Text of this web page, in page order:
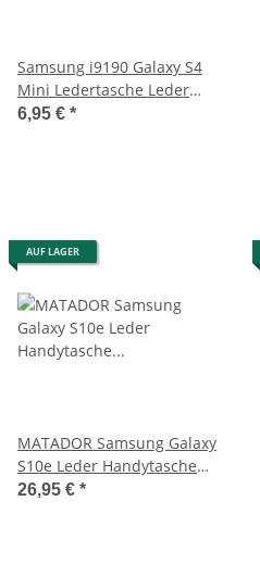
Samsung i9190 Galaxy S4
Mini Ledertasche Leder
Handytasche Case Rot
6,95 € *
AUF LAGER
MATADOR Samsung Galaxy
S10e Leder Handytasche
Gürtelclip Schwarz
26,95 € *